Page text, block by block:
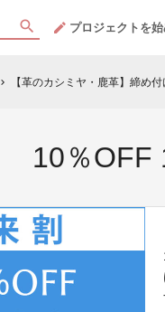
プロジェクトを
chevron_right 【革のカシミヤ・鹿革】締め
10％OFF